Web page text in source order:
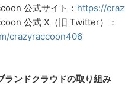
公式サイト： https://
公式 X（旧 Twitter）：
crazyraccoon406
ンドクラウドの取り組み